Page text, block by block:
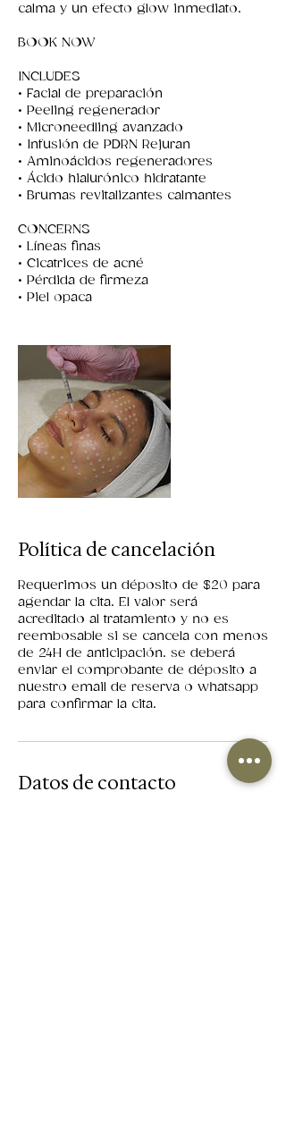
calma y un efecto glow inmediato.
BOOK NOW
INCLUDES
• Facial de preparación
• Peeling regenerador
• Microneedling avanzado
• Infusión de PDRN Rejuran
• Aminoácidos regeneradores
• Ácido hialurónico hidratante
• Brumas revitalizantes calmantes
CONCERNS
• Líneas finas
• Cicatrices de acné
• Pérdida de firmeza
• Piel opaca
Política de cancelación
Requerimos un déposito de $20 para
agendar la cita. El valor será
acreditado al tratamiento y no es
reembosable si se cancela con menos
de 24H de anticipación. se deberá
enviar el comprobante de déposito a
nuestro email de reserva o whatsapp
para confirmar la cita.
Datos de contacto